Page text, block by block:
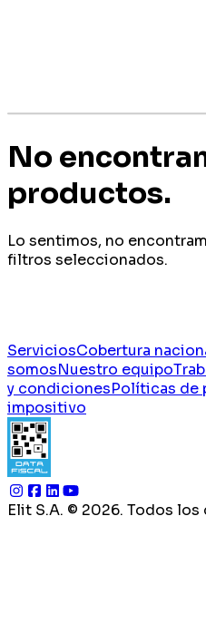
No
productos.
Lo sentimos, no
filtros seleccionados.
ServiciosCobertura
somosNuestro equipo
y condicionesPolíticas de
impositivo
Elit S.A. © 2026. Todos los